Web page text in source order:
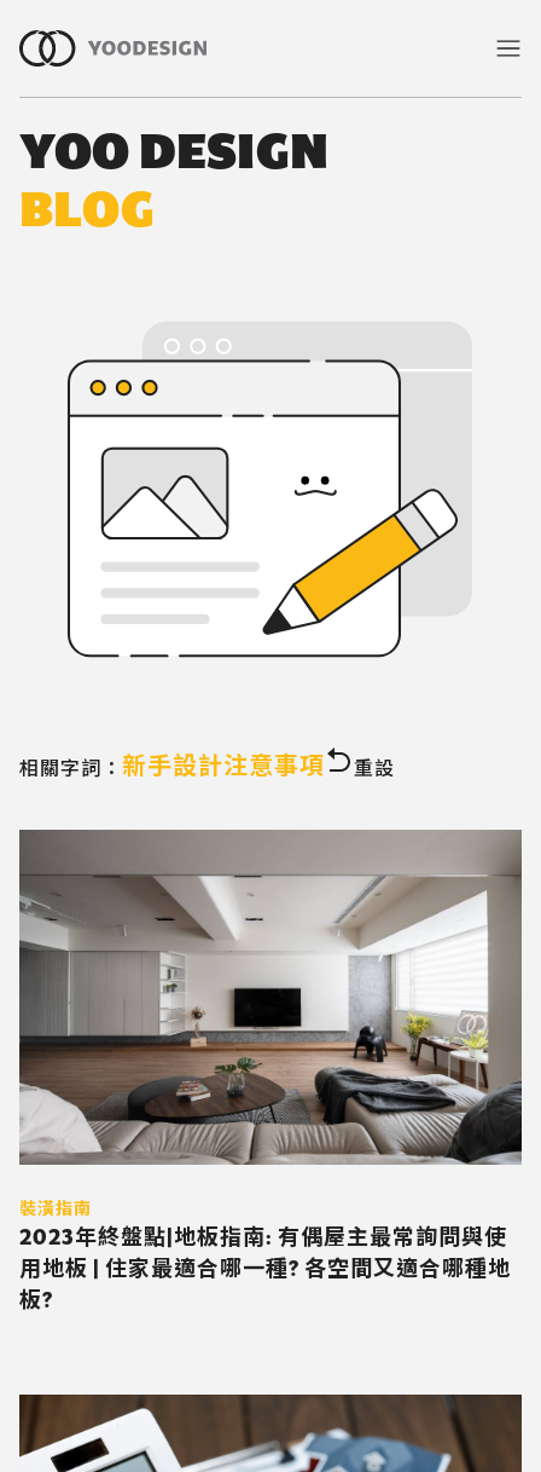
室內裝修知識與室內設計指
YOO DESIGN
BLOG
相關字詞： 新手設計注意事項 重設
裝潢指南
2023年終盤點|地板指南: 有偶屋主最常詢問與使
用地板 | 住家最適合哪一種? 各空間又適合哪種地
板?